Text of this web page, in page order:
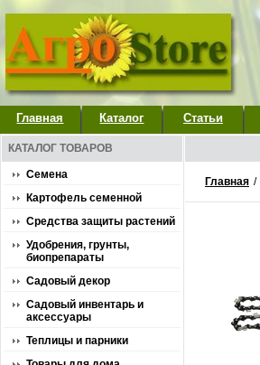
Главная Каталог Статьи
КАТАЛОГ ТОВАРОВ
Семена
Картофель семенной
Средства защиты растений
Удобрения, грунты,
биопрепараты
Садовый декор
Садовый инвентарь и
аксессуары
Теплицы и парники
Главная /